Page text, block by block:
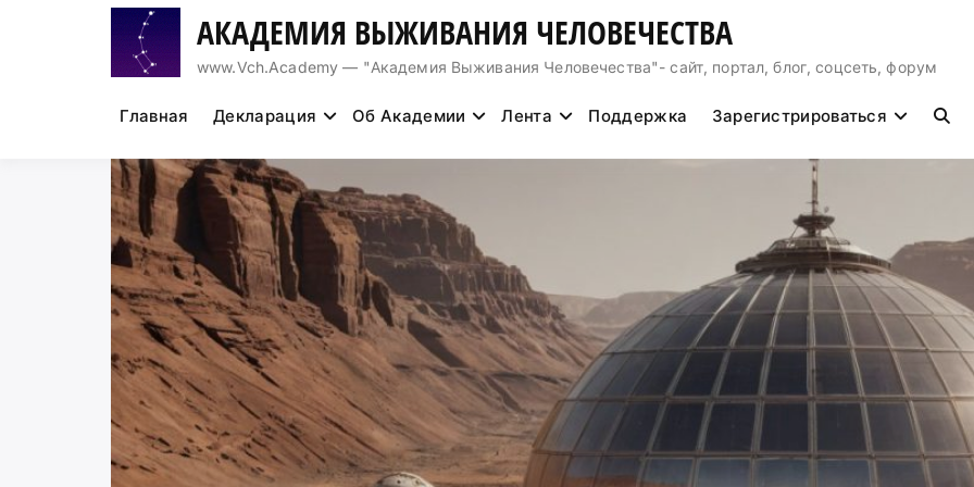
АКАДЕМИЯ ВЫЖИВАНИЯ ЧЕЛОВЕЧЕСТВА
www.Vch.Academy — "Академия Выживания Человечества"- сайт, портал, блог, соцсеть, форум
Главная Декларация Об Академии Лента Поддержка Зарегистрироваться